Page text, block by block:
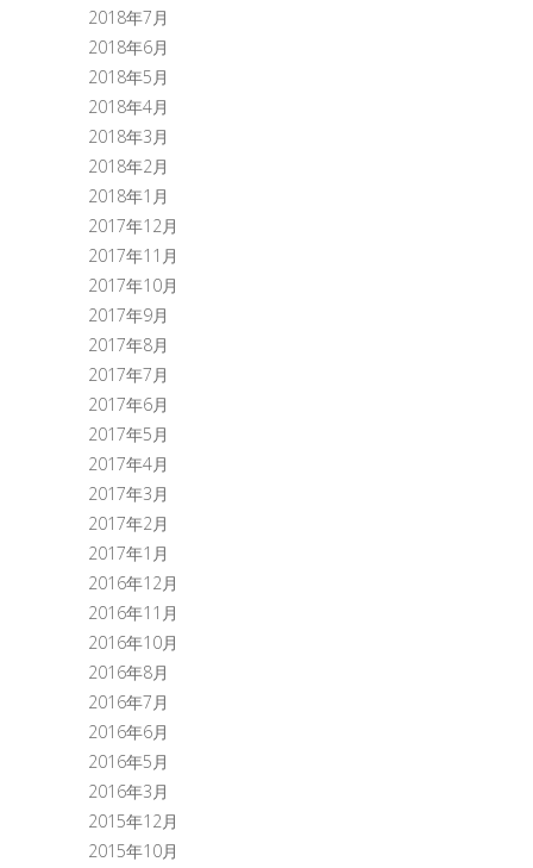
2018年7月
2018年6月
2018年5月
2018年4月
2018年3月
2018年2月
2018年1月
2017年12月
2017年11月
2017年10月
2017年9月
2017年8月
2017年7月
2017年6月
2017年5月
2017年4月
2017年3月
2017年2月
2017年1月
2016年12月
2016年11月
2016年10月
2016年8月
2016年7月
2016年6月
2016年5月
2016年3月
2015年12月
2015年10月